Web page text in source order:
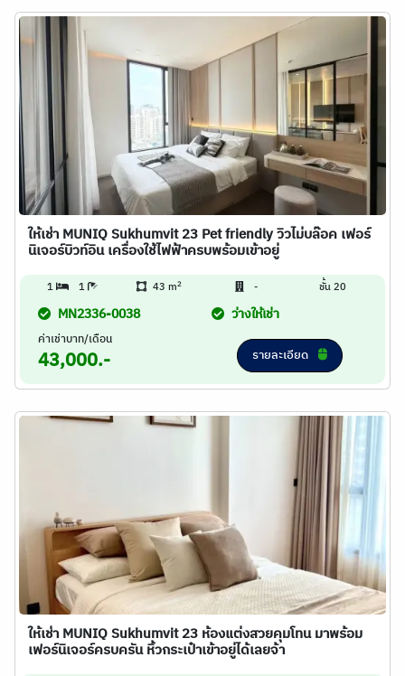
ให้เช่า MUNIQ Sukhumvit 23 Pet friendly วิวไม่บล๊อค เฟอร์
นิเจอร์บิวท์อิน เครื่องใช้ไฟฟ้าครบพร้อมเข้าอยู่
1 1 43 m2 - ชั้น 20
MN2336-0038 ว่างให้เช่า
ค่าเช่าบาท/เดือน
43,000.- รายละเอียด
ให้เช่า MUNIQ Sukhumvit 23 ห้องแต่งสวยคุมโทน มาพร้อม
เฟอร์นิเจอร์ครบครัน หิ้วกระเป๋าเข้าอยู่ได้เลยจ้า